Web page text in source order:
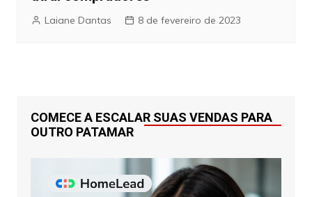
Laiane Dantas 8 de fevereiro de 2023
COMECE A ESCALAR SUAS VENDAS PARA
OUTRO PATAMAR